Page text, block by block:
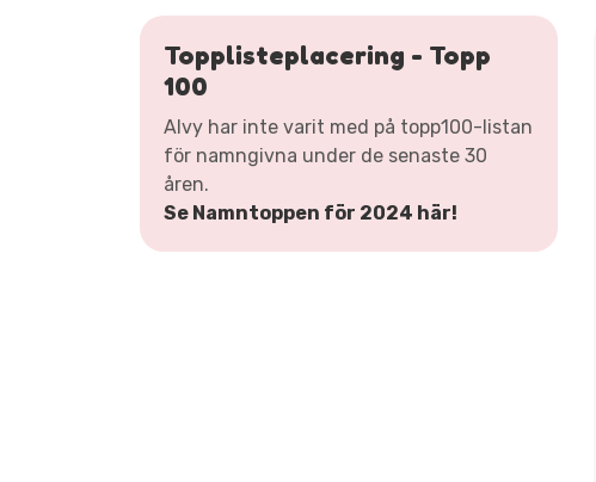
Topplisteplacering - Topp
100
Alvy har inte varit med på topp100-listan
för namngivna under de senaste 30
åren.
Se Namntoppen för 2024 här!